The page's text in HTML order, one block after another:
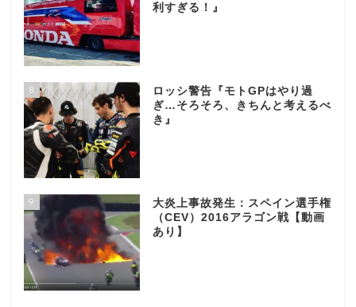
利すぎる！』
8
ロッシ警告『モトGPはやり過
ぎ…そろそろ、きちんと考えるべ
き』
9
大炎上事故発生：スペイン選手権
（CEV）2016アラゴン戦【動画
あり】